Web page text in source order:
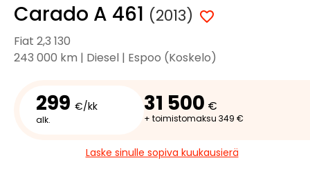
Carado A 461 (2013)
Fiat 2,3 130
243 000 km | Diesel | Espoo (Koskelo)
299 €/kk
alk.
31 500 €
+ toimistomaksu 349 €
Laske sinulle sopiva kuukausierä